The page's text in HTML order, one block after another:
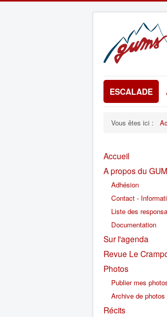
ESCALADE
Vous êtes ici :
Accueil
A propos du
Adhésion
Contact -
Liste des
Documentation
Sur l'agenda
Revue Le
Photos
Publier mes
Archive de photos
Récits